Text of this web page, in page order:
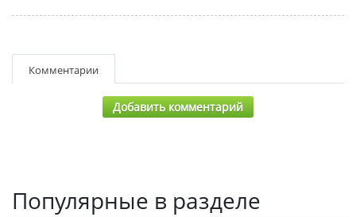
Комментарии
Добавить комментарий
Популярные в разделе